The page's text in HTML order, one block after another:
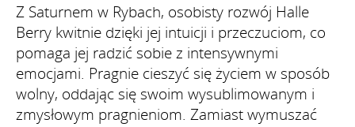
Z Saturnem w Rybach, osobisty rozwój Halle
Berry kwitnie dzięki jej intuicji i przeczuciom, co
pomaga jej radzić sobie z intensywnymi
emocjami. Pragnie cieszyć się życiem w sposób
wolny, oddając się swoim wysublimowanym i
zmysłowym pragnieniom. Zamiast wymuszać